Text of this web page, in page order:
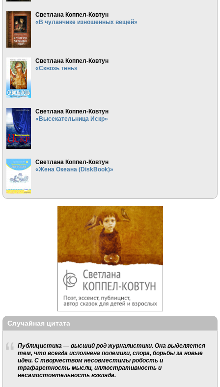
Светлана Коппел-Ковтун
«В чуланчике изношенных вещей»
Светлана Коппел-Ковтун
«Сквозь тень»
Светлана Коппел-Ковтун
«Высекательница Искр»
Светлана Коппел-Ковтун
«Жена Океана (DiskBook)»
Случайная цитата
Публицистика — высший род журналистики. Она выделяется
тем, что всегда исполнена полемики, спора, борьбы за новые
идеи. С творчеством несовместимы робость и
трафаретность мысли, иллюстративность и
несамостоятельность взгляда.